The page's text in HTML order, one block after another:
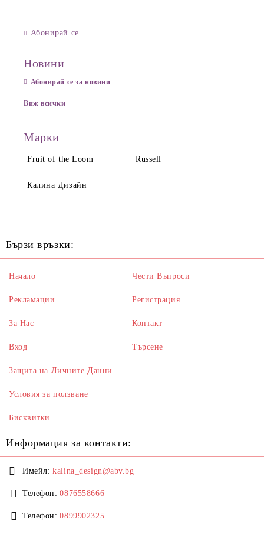
Абонирай се
Новини
Абонирай се за новини
Виж всички
Марки
Fruit of the Loom Russell
Калина Дизайн
Бързи връзки:
Начало
Рекламации
За Нас
Вход
Чести Въпроси
Регистрация
Контакт
Търсене
Защита на Личните Данни
Условия за ползване
Бисквитки
Информация за контакти:
Имейл: kalina_design@abv.bg
Телефон: 0876558666
Телефон: 0899902325